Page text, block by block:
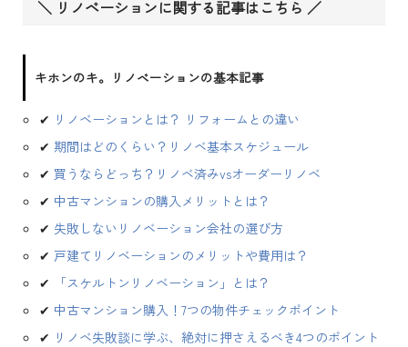
＼ リノベーションに関する記事はこちら ／
キホンのキ。リノベーションの基本記事
✔ リノベーションとは？ リフォームとの違い
✔ 期間はどのくらい？リノベ基本スケジュール
✔ 買うならどっち？リノベ済みvsオーダーリノベ
✔ 中古マンションの購入メリットとは？
✔ 失敗しないリノベーション会社の選び方
✔ 戸建てリノベーションのメリットや費用は？
✔
「スケルトンリノベーション」とは？
✔ 中古マンション購入！7つの物件チェックポイント
✔ リノベ失敗談に学ぶ、絶対に押さえるべき4つのポイント